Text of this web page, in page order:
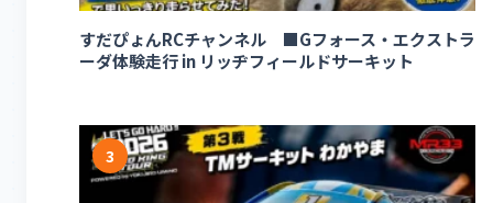
すだぴょんRCチャンネル ■Gフォース・エクストラ
ーダ体験走行 in リッヂフィールドサーキット
3